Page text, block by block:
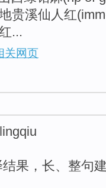
贵溪仙人红
...
关网页
结果，长、整句